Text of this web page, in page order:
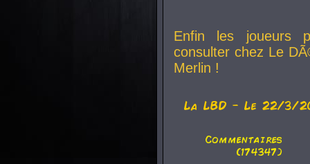
Enfin les joueurs
consulter chez Le
Merlin !
La LBD - Le 22/3/
Commentaires
(174347)